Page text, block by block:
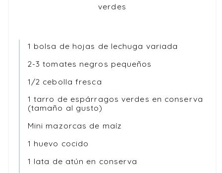
verdes
1 bolsa de hojas de lechuga variada
2-3 tomates negros pequeños
1/2 cebolla fresca
1 tarro de espárragos verdes en conserva
(tamaño al gusto)
Mini mazorcas de maíz
1 huevo cocido
1 lata de atún en conserva